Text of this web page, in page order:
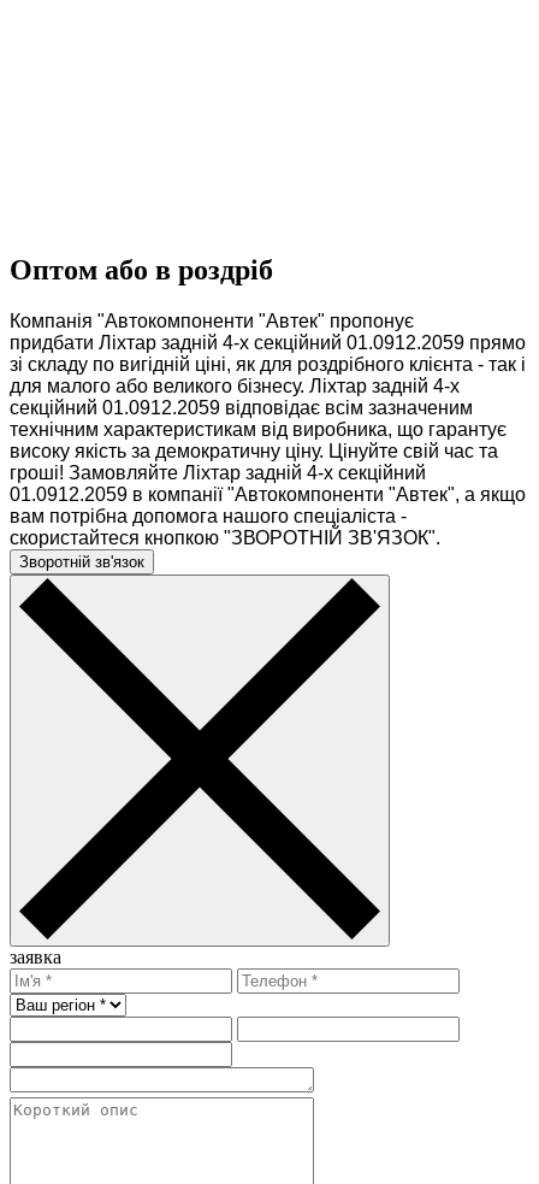
Оптом або в роздріб
Компанія "Автокомпоненти "Автек" пропонує
придбати Ліхтар задній 4-х секційний 01.0912.2059 прямо
зі складу по вигідній ціні, як для роздрібного клієнта - так і
для малого або великого бізнесу. Ліхтар задній 4-х
секційний 01.0912.2059 відповідає всім зазначеним
технічним характеристикам від виробника, що гарантує
високу якість за демократичну ціну. Цінуйте свій час та
гроші! Замовляйте Ліхтар задній 4-х секційний
01.0912.2059 в компанії "Автокомпоненти "Автек", а якщо
вам потрібна допомога нашого спеціаліста -
скористайтеся кнопкою "ЗВОРОТНІЙ ЗВ'ЯЗОК".
Зворотній зв'язок
заявка